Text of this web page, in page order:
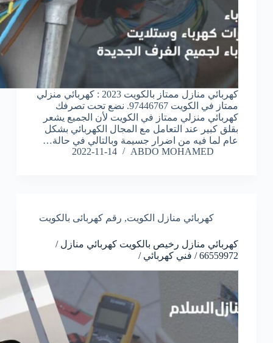
كهربائي منازل ممتاز بالكويت 2023 : كهربائي منزلي
ممتاز في الكويت 97446767. نضع تحت تصرفك
كهربائي منزلي ممتاز في الكويت لأن الجميع يشعر
بقلق كبير عند التعامل مع المجال الكهربائي بشكل
عام لما فيه من اضرار جسيمة وبالتالي في حالة…
ABDO MOHAMED
2022-11-14
كهربائي منازل الكويت, رقم كهربائى بالكويت
كهربائي منازل رخيص بالكويت كهربائي منازل /
66559972 / فني كهربائي /